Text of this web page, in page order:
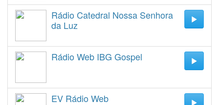
Rádio Catedral Nossa Senhora
da Luz
Rádio Web IBG Gospel
EV Rádio Web